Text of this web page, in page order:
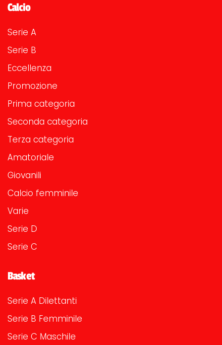
Calcio
Serie A
Serie B
Eccellenza
Promozione
Prima categoria
Seconda categoria
Terza categoria
Amatoriale
Giovanili
Calcio femminile
Varie
Serie D
Serie C
Basket
Serie A Dilettanti
Serie B Femminile
Serie C Maschile